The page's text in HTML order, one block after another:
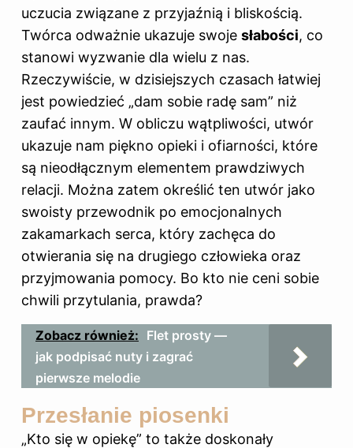
uczucia związane z przyjaźnią i bliskością.
Twórca odważnie ukazuje swoje słabości, co
stanowi wyzwanie dla wielu z nas.
Rzeczywiście, w dzisiejszych czasach łatwiej
jest powiedzieć „dam sobie radę sam” niż
zaufać innym. W obliczu wątpliwości, utwór
ukazuje nam piękno opieki i ofiarności, które
są nieodłącznym elementem prawdziwych
relacji. Można zatem określić ten utwór jako
swoisty przewodnik po emocjonalnych
zakamarkach serca, który zachęca do
otwierania się na drugiego człowieka oraz
przyjmowania pomocy. Bo kto nie ceni sobie
chwili przytulania, prawda?
Zobacz również: Flet prosty —
jak podpisać nuty i zagrać
pierwsze melodie
Przesłanie piosenki
„Kto się w opiekę” to także doskonały